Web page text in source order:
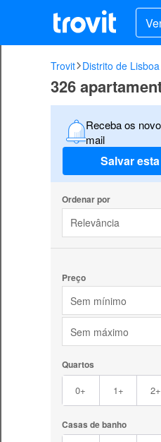
Trovit Distrito de Lisboa
326
Receba os
mail
Salvar
Ordenar por
Relevância
Preço
Sem mínimo
Sem máximo
Quartos
0+ 1+ 2+
Casas de banho